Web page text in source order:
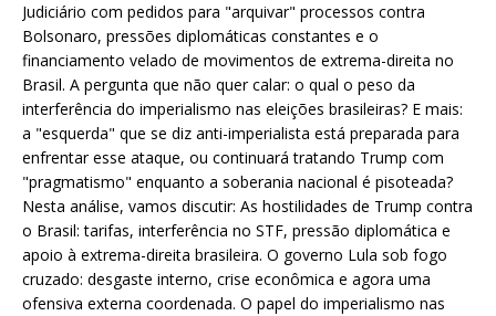
Judiciário com pedidos para "arquivar" processos contra
Bolsonaro, pressões diplomáticas constantes e o
financiamento velado de movimentos de extrema-direita no
Brasil. A pergunta que não quer calar: o qual o peso da
interferência do imperialismo nas eleições brasileiras? E mais:
a "esquerda" que se diz anti-imperialista está preparada para
enfrentar esse ataque, ou continuará tratando Trump com
"pragmatismo" enquanto a soberania nacional é pisoteada?
Nesta análise, vamos discutir: As hostilidades de Trump contra
o Brasil: tarifas, interferência no STF, pressão diplomática e
apoio à extrema-direita brasileira. O governo Lula sob fogo
cruzado: desgaste interno, crise econômica e agora uma
ofensiva externa coordenada. O papel do imperialismo nas